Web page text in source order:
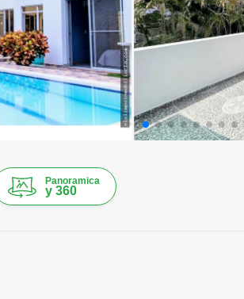
Panoramica
y 360